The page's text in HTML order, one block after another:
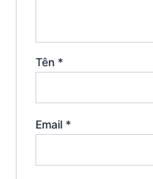
Tên *
Email *